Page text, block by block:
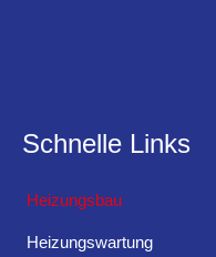
Schnelle Links
Heizungsbau
Heizungswartung